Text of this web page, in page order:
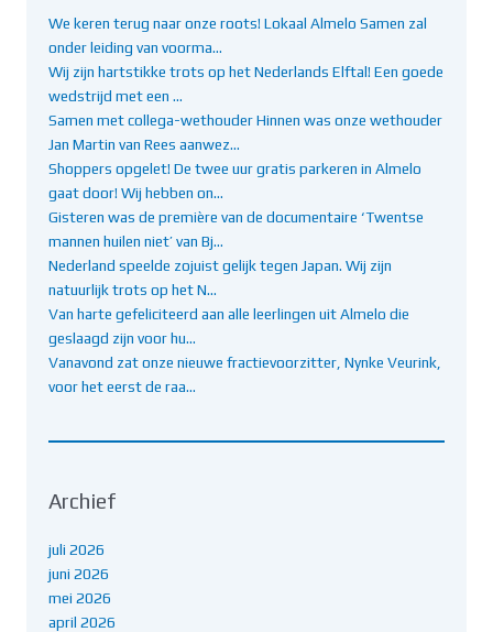
We keren terug naar onze roots! Lokaal Almelo Samen zal
onder leiding van voorma…
Wij zijn hartstikke trots op het Nederlands Elftal! Een goede
wedstrijd met een …
Samen met collega-wethouder Hinnen was onze wethouder
Jan Martin van Rees aanwez…
Shoppers opgelet! De twee uur gratis parkeren in Almelo
gaat door! Wij hebben on…
Gisteren was de première van de documentaire ‘Twentse
mannen huilen niet’ van Bj…
Nederland speelde zojuist gelijk tegen Japan. Wij zijn
natuurlijk trots op het N…
Van harte gefeliciteerd aan alle leerlingen uit Almelo die
geslaagd zijn voor hu…
Vanavond zat onze nieuwe fractievoorzitter, Nynke Veurink,
voor het eerst de raa…
Archief
juli 2026
juni 2026
mei 2026
april 2026